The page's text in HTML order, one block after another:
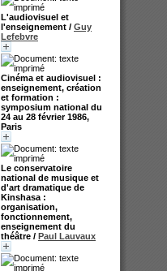
L'audiovisuel et
l'enseignement / Guy
Lefebvre
Cinéma et audiovisuel :
enseignement, création
et formation :
symposium national du
24 au 28 février 1986,
Paris
Le conservatoire
national de musique et
d'art dramatique de
Kinshasa :
organisation,
fonctionnement,
enseignement du
théâtre / Paul Lauvaux